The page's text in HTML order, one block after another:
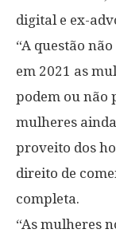
digital e ex-
“A questão
em 2021 as
podem ou não
mulheres
proveito dos
direito de
completa.
“As mulheres